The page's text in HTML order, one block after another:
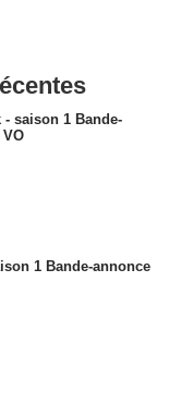
- saison 1 Bande-
1 Bande-annonce